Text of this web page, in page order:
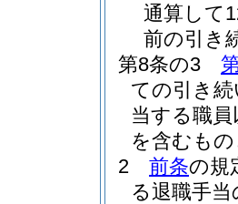
通算して
前の引き
第8条の3
ての引き
当する職
を含むも
2
前条の規
る退職手